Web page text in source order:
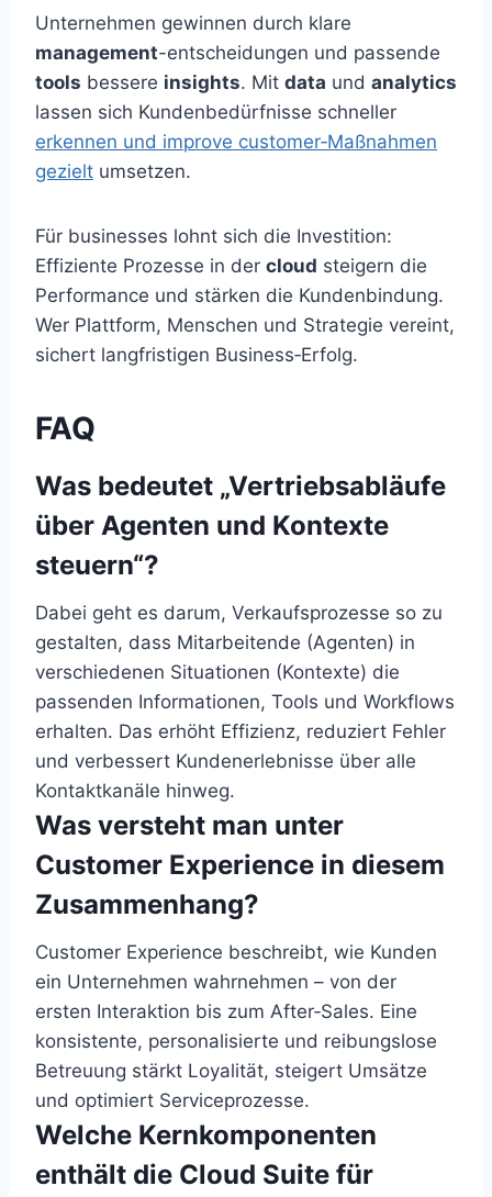
Unternehmen gewinnen durch klare
management-entscheidungen und passende
tools bessere insights. Mit data und analytics
lassen sich Kundenbedürfnisse schneller
erkennen und improve customer‑Maßnahmen
gezielt umsetzen.
Für businesses lohnt sich die Investition:
Effiziente Prozesse in der cloud steigern die
Performance und stärken die Kundenbindung.
Wer Plattform, Menschen und Strategie vereint,
sichert langfristigen Business‑Erfolg.
FAQ
Was bedeutet „Vertriebsabläufe
über Agenten und Kontexte
steuern“?
Dabei geht es darum, Verkaufsprozesse so zu
gestalten, dass Mitarbeitende (Agenten) in
verschiedenen Situationen (Kontexte) die
passenden Informationen, Tools und Workflows
erhalten. Das erhöht Effizienz, reduziert Fehler
und verbessert Kundenerlebnisse über alle
Kontaktkanäle hinweg.
Was versteht man unter
Customer Experience in diesem
Zusammenhang?
Customer Experience beschreibt, wie Kunden
ein Unternehmen wahrnehmen – von der
ersten Interaktion bis zum After‑Sales. Eine
konsistente, personalisierte und reibungslose
Betreuung stärkt Loyalität, steigert Umsätze
und optimiert Serviceprozesse.
Welche Kernkomponenten
enthält die Cloud Suite für